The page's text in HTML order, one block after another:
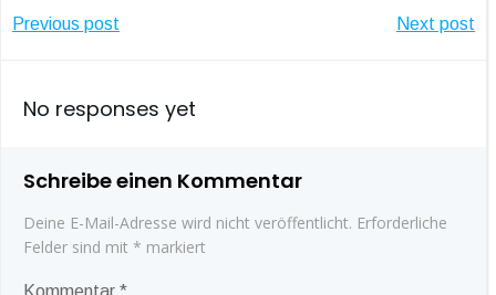
Post
navigation
Previous post Next post
No responses yet
Schreibe einen Kommentar
Deine E-Mail-Adresse wird nicht veröffentlicht. Erforderliche
Felder sind mit * markiert
Kommentar *